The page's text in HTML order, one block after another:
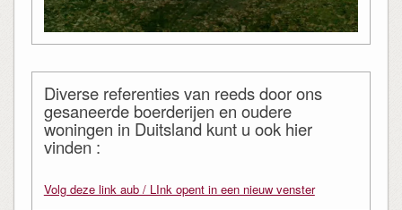
Diverse referenties van reeds door ons
gesaneerde boerderijen en oudere
woningen in Duitsland kunt u ook hier
vinden :
Volg deze link aub / LInk opent in een nieuw venster